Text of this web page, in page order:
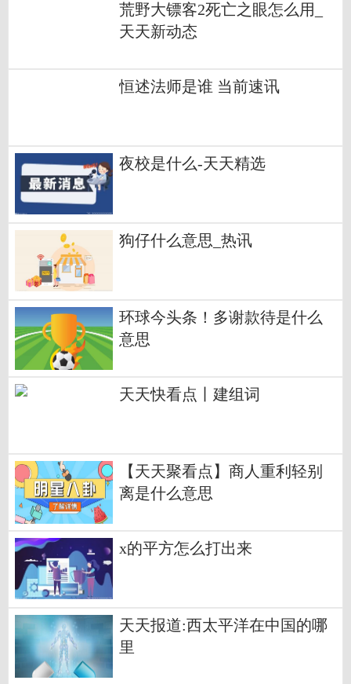
荒野大镖客2死亡之眼怎么用_
天天新动态
恒述法师是谁 当前速讯
夜校是什么-天天精选
狗仔什么意思_热讯
环球今头条！多谢款待是什么
意思
天天快看点丨建组词
【天天聚看点】商人重利轻别
离是什么意思
x的平方怎么打出来
天天报道:西太平洋在中国的哪
里